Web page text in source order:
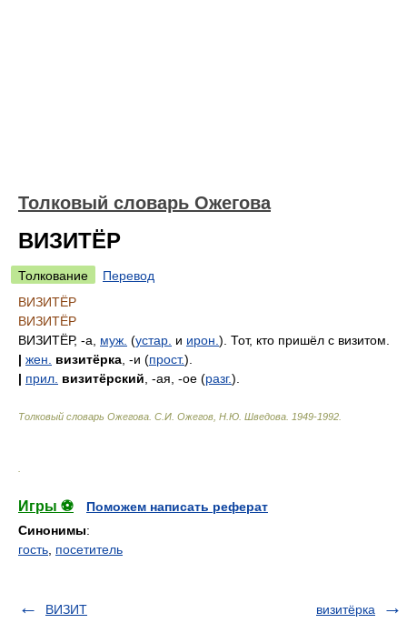
Толковый словарь Ожегова
ВИЗИТЁР
Толкование
Перевод
ВИЗИТЁР
ВИЗИТЁР
ВИЗИТЁР, -а, муж. (устар. и ирон. ). Тот, кто пришёл с визитом.
| жен. визитёрка , -и (прост.).
| прил. визитёрский , -ая, -ое (разг.).
Толковый словарь Ожегова С.И. Ожегов, Н.Ю. Шведова. 1949-1992
Игры ⚽
Поможем написать реферат
Синонимы:
гость посетитель
ВИЗИТ визитёрка